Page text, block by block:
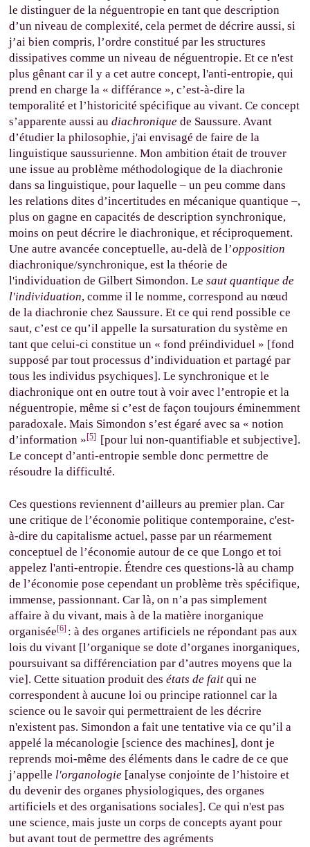
le distinguer de la néguentropie en tant que description
d’un niveau de complexité, cela permet de décrire aussi, si
j’ai bien compris, l’ordre constitué par les structures
dissipatives comme un niveau de néguentropie. Et ce n'est
plus gênant car il y a cet autre concept, l'anti-entropie, qui
prend en charge la « différance », c’est-à-dire la
temporalité et l’historicité spécifique au vivant. Ce concept
s’apparente aussi audiachronique de Saussure. Avant
d’étudier la philosophie, j'ai envisagé de faire de la
linguistique saussurienne. Mon ambition était de trouver
une issue au problème méthodologique de la diachronie
dans sa linguistique, pour laquelle – un peu comme dans
les relations dites d’incertitudes en mécanique quantique –,
plus on gagne en capacités de description synchronique,
moins on peut décrire le diachronique, et réciproquement.
Une autre avancée conceptuelle, au-delà de l’opposition
diachronique/synchronique, est la théorie de
l'individuation de Gilbert Simondon. Lesaut quantique de
l'individuation, comme il le nomme, correspond au nœud
de la diachronie chez Saussure. Et ce qui rend possible ce
saut, c’est ce qu’il appelle la sursaturation du système en
tant que celui-ci constitue un « fond préindividuel » [fond
supposé par tout processus d’individuation et partagé par
tous les individus psychiques]. Le synchronique et le
diachronique ont en outre tout à voir avec l’entropie et la
néguentropie, même si c’est de façon toujours éminemment
paradoxale. Mais Simondon s’est égaré avec sa « notion
d’information »[5] [pour lui non-quantifiable et subjective].
Le concept d’anti-entropie semble donc permettre de
résoudre la difficulté.
Ces questions reviennent d’ailleurs au premier plan. Car
une critique de l’économie politique contemporaine, c'est-
à-dire du capitalisme actuel, passe par un réarmement
conceptuel de l’économie autour de ce que Longo et toi
appelez l'anti-entropie. Étendre ces questions-là au champ
de l’économie pose cependant un problème très spécifique,
immense, passionnant. Car là, on n’a pas simplement
affaire à du vivant, mais à de la matière inorganique
organisée[6] : à des organes artificiels ne répondant pas aux
lois du vivant [l’organique se dote d’organes inorganiques,
poursuivant sa différenciation par d’autres moyens que la
vie]. Cette situation produit desétats de fait qui ne
correspondent à aucune loi ou principe rationnel car la
science ou le savoir qui permettraient de les décrire
n'existent pas. Simondon a fait une tentative via ce qu’il a
appelé la mécanologie [science des machines], dont je
reprends moi-même des éléments dans le cadre de ce que
j’appelle l'organologie [analyse conjointe de l’histoire et
du devenir des organes physiologiques, des organes
artificiels et des organisations sociales]. Ce qui n'est pas
une science, mais juste un corps de concepts ayant pour
but avant tout de permettre des agréments